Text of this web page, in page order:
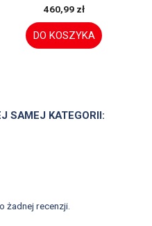
460,99 zł
DO KOSZYKA
SAMEJ KATEGORII:
żadnej recenzji.